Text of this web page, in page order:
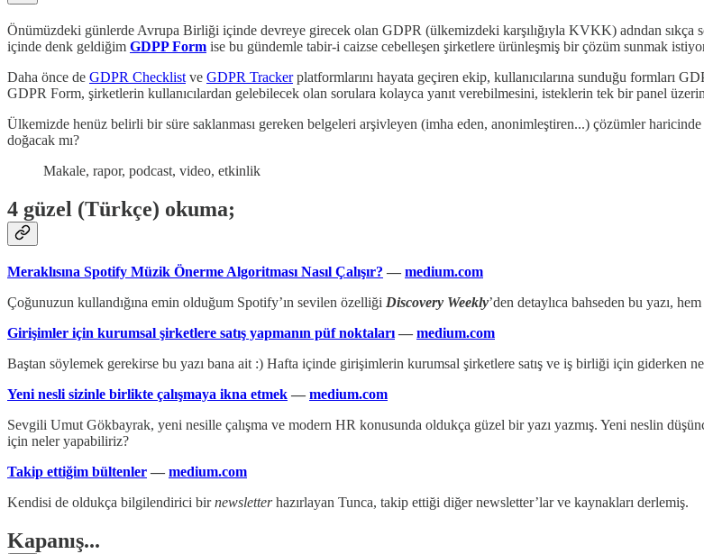
Önümüzdeki günlerde Avrupa Birliği içinde devreye girecek olan GDPR (ülkemizdeki karşılığıyla KVKK) adndan
içinde denk geldiğim GDPP Form ise bu gündemle tabir-i caizse cebelleşen şirketlere ürünleşmiş bir çözüm sunmak
Daha önce de GDPR Checklist ve GDPR Trackerplatformlarını hayata geçiren ekip, kullanıcılarına sunduğu formları
GDPR Form, şirketlerin kullanıcılardan gelebilecek olan sorulara kolayca yanıt verebilmesini, isteklerin tek bir panel
Ülkemizde henüz belirli bir süre saklanması gereken belgeleri arşivleyen (imha eden, anonimleştiren...) çözümler
doğacak mı?
Makale, rapor, podcast, video, etkinlik
4 güzel (Türkçe) okuma;
Meraklısına Spotify Müzik Önerme Algoritması Nasıl Çalışır? — medium.com
Çoğunuzun kullandığına emin olduğum Spotify’ın sevilen özelliği Discovery Weekly’den detaylıca bahseden bu yazı,
Girişimler için kurumsal şirketlere satış yapmanın püf noktaları — medium.com
Baştan söylemek gerekirse bu yazı bana ait :) Hafta içinde girişimlerin kurumsal şirketlere satış ve iş birliği için giderken
Yeni nesli sizinle birlikte çalışmaya ikna etmek — medium.com
Sevgili Umut Gökbayrak, yeni nesille çalışma ve modern HR konusunda oldukça güzel bir yazı yazmış. Yeni neslin
için neler yapabiliriz?
Takip ettiğim bültenler — medium.com
Kendisi de oldukça bilgilendirici birnewsletterhazırlayan Tunca, takip ettiği diğer newsletter’lar ve kaynakları derlemiş.
Kapanış...